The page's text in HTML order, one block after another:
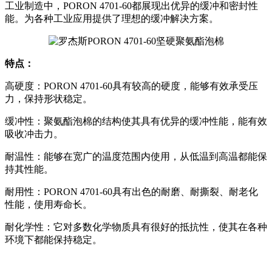
工业制造中，PORON 4701-60都展现出优异的缓冲和密封性
能。为各种工业应用提供了理想的缓冲解决方案。
特点：
高硬度：PORON 4701-60具有较高的硬度，能够有效承受压
力，保持形状稳定。
缓冲性：聚氨酯泡棉的结构使其具有优异的缓冲性能，能有效
吸收冲击力。
耐温性：能够在宽广的温度范围内使用，从低温到高温都能保
持其性能。
耐用性：PORON 4701-60具有出色的耐磨、耐撕裂、耐老化
性能，使用寿命长。
耐化学性：它对多数化学物质具有很好的抵抗性，使其在各种
环境下都能保持稳定。